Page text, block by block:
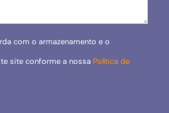
com o armazenamento e o
site conforme a nossa Política de